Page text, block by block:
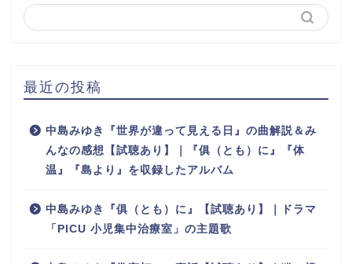
最近の投稿
中島みゆき『世界が違って見える日』の曲解説＆み
んなの感想【試聴あり】｜『俱（とも）に』『体
温』『島より』を収録したアルバム
中島みゆき『俱（とも）に』【試聴あり】｜ドラマ
「PICU 小児集中治療室」の主題歌